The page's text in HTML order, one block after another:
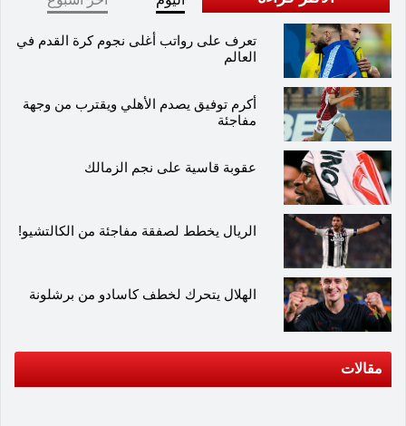
تعرف على رواتب أغلى نجوم كرة القدم في
العالم
أكرم توفيق يصدم الأهلي ويقترب من وجهة
مفاجئة
عقوبة قاسية على نجم الزمالك
الريال يخطط لصفقة مفاجئة من الكالتشيو!
الهلال يتحرك لخطف كاسادو من برشلونة
مقالات